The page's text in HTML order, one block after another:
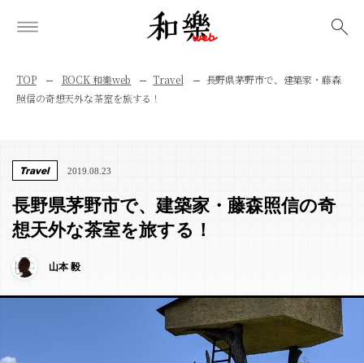
TOP ROCK 和樂web Travel
長野県茅野市で、建築家・藤森
照信の奇想天外な茶室を旅する！
Travel 2019.08.23
長野県茅野市で、建築家・藤森照信の奇
想天外な茶室を旅する！
山本 毅